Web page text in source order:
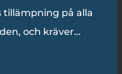
tillämpning på alla
och kräver…